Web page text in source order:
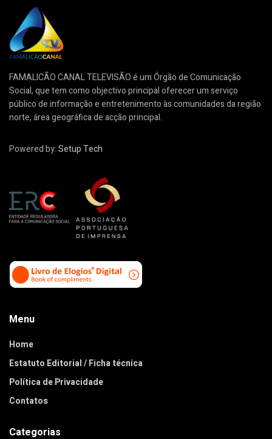
FAMALICÃO CANAL TELEVISÃO é um Órgão de Comunicação
Social, que tem como objectivo principal oferecer um serviço
público de informação e entretenimento às comunidades da região
norte, área geográfica de acção principal.
Powered by:Setup Tech
Menu
Home
Estatuto Editorial / Ficha técnica
Política de Privacidade
Contatos
Categorias